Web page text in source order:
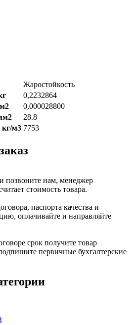
Жаростойкость
0,2232864
0,000028800
28.8
кг/м3 7753
позвоните нам, менеджер
стоимость товара.
паспорта качества и
оплачивайте и направляйте
срок получите товар
первичные бухгалтерские